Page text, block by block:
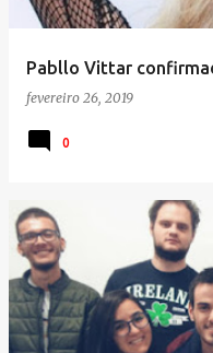
Pabllo Vittar
fevereiro 26, 2019
0